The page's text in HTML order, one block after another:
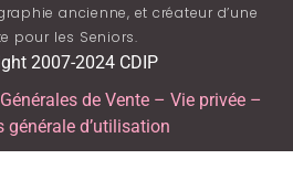
ancienne, et créateur d’une
pour les Seniors.
2007-2024 CDIP
de Vente– Vie privée–
générale d’utilisation